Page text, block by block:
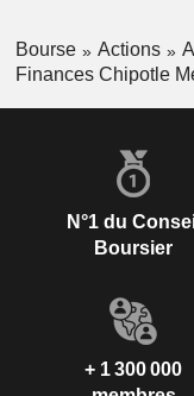
Bourse Actions
Finances Chipotle
N°1 du
Boursier
+ 1 300 000